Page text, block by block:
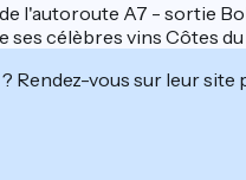
de l'autoroute A7 - sortie
ses célèbres vins Côtes
Rendez-vous sur leur